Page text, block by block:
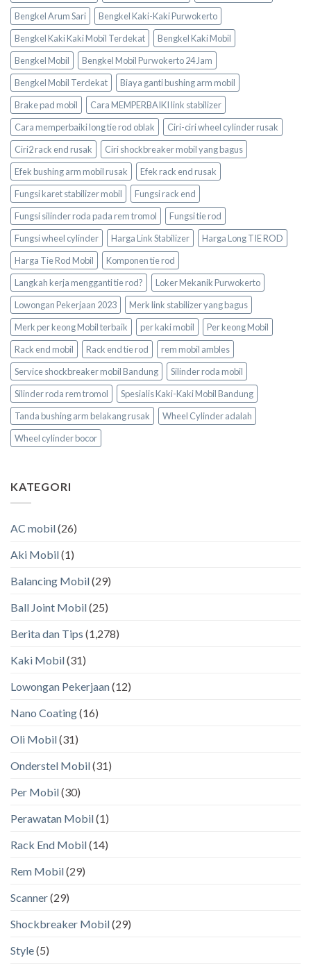
Bengkel Arum Sari
Bengkel Kaki-Kaki Purwokerto
Bengkel Kaki Kaki Mobil Terdekat
Bengkel Kaki Mobil
Bengkel Mobil
Bengkel Mobil Purwokerto 24 Jam
Bengkel Mobil Terdekat
Biaya ganti bushing arm mobil
Brake pad mobil
Cara MEMPERBAIKI link stabilizer
Cara memperbaiki long tie rod oblak
Ciri-ciri wheel cylinder rusak
Ciri2 rack end rusak
Ciri shockbreaker mobil yang bagus
Efek bushing arm mobil rusak
Efek rack end rusak
Fungsi karet stabilizer mobil
Fungsi rack end
Fungsi silinder roda pada rem tromol
Fungsi tie rod
Fungsi wheel cylinder
Harga Link Stabilizer
Harga Long TIE ROD
Harga Tie Rod Mobil
Komponen tie rod
Langkah kerja mengganti tie rod?
Loker Mekanik Purwokerto
Lowongan Pekerjaan 2023
Merk link stabilizer yang bagus
Merk per keong Mobil terbaik
per kaki mobil
Per keong Mobil
Rack end mobil
Rack end tie rod
rem mobil ambles
Service shockbreaker mobil Bandung
Silinder roda mobil
Silinder roda rem tromol
Spesialis Kaki-Kaki Mobil Bandung
Tanda bushing arm belakang rusak
Wheel Cylinder adalah
Wheel cylinder bocor
KATEGORI
AC mobil(26)
Aki Mobil(1)
Balancing Mobil(29)
Ball Joint Mobil(25)
Berita dan Tips (1,278)
Kaki Mobil(31)
Lowongan Pekerjaan(12)
Nano Coating(16)
Oli Mobil(31)
Onderstel Mobil(31)
Per Mobil(30)
Perawatan Mobil(1)
Rack End Mobil(14)
Rem Mobil(29)
Scanner(29)
Shockbreaker Mobil(29)
Style(5)